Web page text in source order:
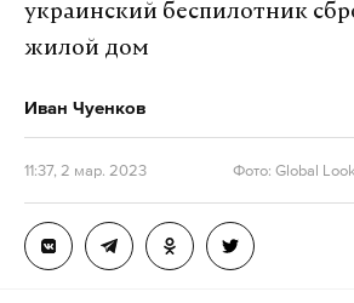
украинский беспилотник
жилой дом
Иван Чуенков
11:37, 2 мар. 2023 Фото: Global